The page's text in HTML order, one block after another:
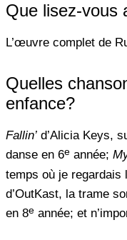
Que lisez-vous
L’œuvre complet de
Quelles
enfance?
Fallin’ d’Alicia Keys,
danse en 6e année;
temps où je regardais
d’OutKast, la trame
en 8e année; et